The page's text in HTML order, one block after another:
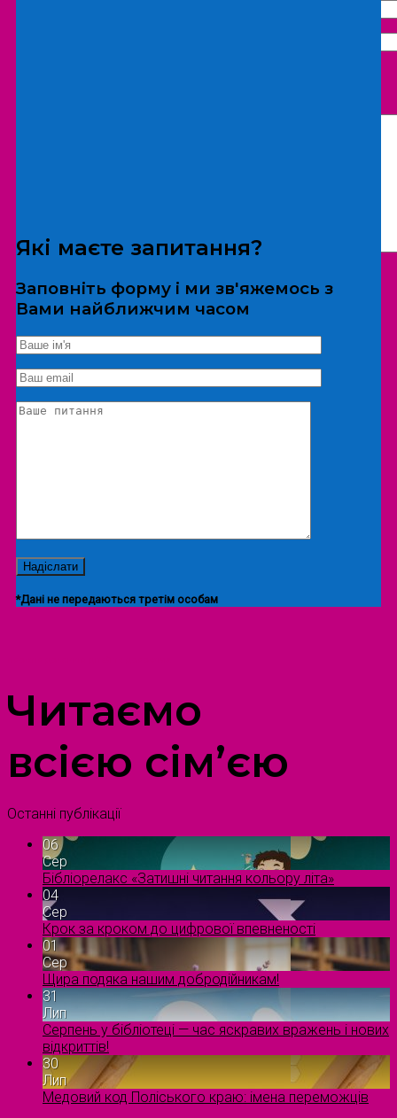
*Дані не передаються третім особам
Екскурсія/локація
Які маєте запитання?
Заповніть форму і ми зв'яжемось з
Вами найближчим часом
*Дані не передаються третім особам
Читаємо
всією сім’єю
Останні публікації
06
Сер
Бібліорелакс «Затишні читання кольору літа»
04
Сер
Крок за кроком до цифрової впевненості
01
Сер
Щира подяка нашим добродійникам!
31
Лип
Серпень у бібліотеці — час яскравих вражень і нових
відкриттів!
30
Лип
Медовий код Поліського краю: імена переможців